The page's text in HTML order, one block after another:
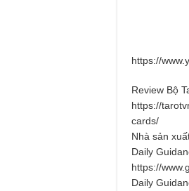
https://
Review Bộ
https://
cards/
Nhà sản
Daily
https://
Daily